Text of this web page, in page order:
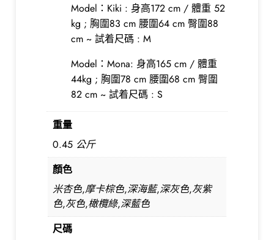
Model：Kiki : 身高172 cm / 體重 52
kg ; 胸圍83 cm 腰圍64 cm 臀圍88
cm ~ 試着尺碼 : M
Model：Mona: 身高165 cm / 體重
44kg ; 胸圍78 cm 腰圍68 cm 臀圍
82 cm ~ 試着尺碼 : S
重量
0.45 公斤
顏色
米杏色,摩卡棕色,深海藍,深灰色,灰紫
色,灰色,橄欖綠,深藍色
尺碼